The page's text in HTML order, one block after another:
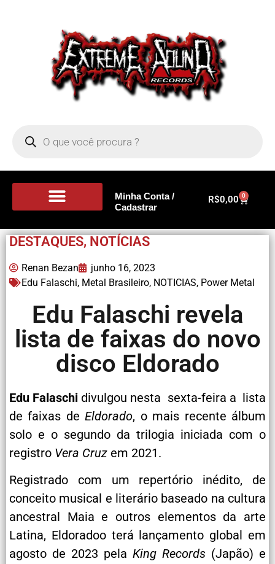
Minha Conta /
Cadastrar
R$0,00 0
DESTAQUES, NOTÍCIAS
Renan Bezan
junho 16, 2023
Edu Falaschi, Metal Brasileiro, NOTICIAS, Power Metal
Edu Falaschi revela
lista de faixas do novo
disco Eldorado
Edu Falaschi divulgou nesta sexta-feira a lista
de faixas deEldorado, o mais recente álbum
solo e o segundo da trilogia iniciada com o
registro Vera Cruz em 2021.
Registrado com um repertório inédito, de
conceito musical e literário baseado na cultura
ancestral Maia e outros elementos da arte
Latina, Eldoradoo terá lançamento global em
agosto de 2023 pela King Records (Japão) e